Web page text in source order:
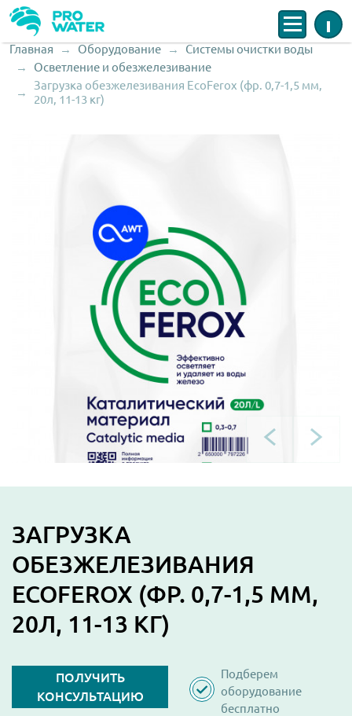
Меню Инфо
Строка навигации
Главная Оборудование
Системы очистки воды
Осветление и обезжелезивание
Загрузка обезжелезивания EcoFerox (фр. 0,7-1,5 мм,
20л, 11-13 кг)
ЗАГРУЗКА
ОБЕЗЖЕЛЕЗИВАНИЯ
ECOFEROX (ФР. 0,7-1,5 ММ,
20Л, 11-13 КГ)
ПОЛУЧИТЬ
КОНСУЛЬТАЦИЮ
Подберем
оборудование
бесплатно